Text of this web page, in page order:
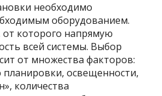
необходимо
оборудованием.
которого напрямую
всей системы. Выбор
от множества факторов:
планировки, освещенности,
количества